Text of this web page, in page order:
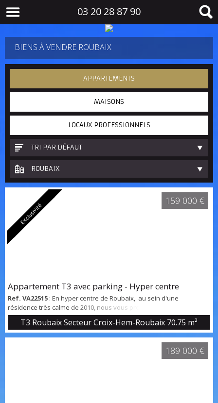
03 20 28 87 90
BIENS À VENDRE ROUBAIX
APPARTEMENTS
MAISONS
LOCAUX PROFESSIONNELS
TRI PAR DÉFAUT
ROUBAIX
Exclusivité
Appartement T3 avec parking - Hyper centre
Ref. VA22515 : En hyper centre de Roubaix, au sein d'une
résidence très calme de 2010, nous vous proposons ce bel
appartement T3 de 70 m2. - Entrée avec placard , - Séjour de 26 m2
très lumineux donnant sur un petit balcon. - cuisine séparée, - 2
chambres de 13,55 m2 et 13 m2 - une salle de bains - wc
indépendant Prévoir rafraichissement Radiateurs électriques à
T3 Roubaix Secteur Croix-Hem-Roubaix 70.75 m²
159 000 €
189 000 €